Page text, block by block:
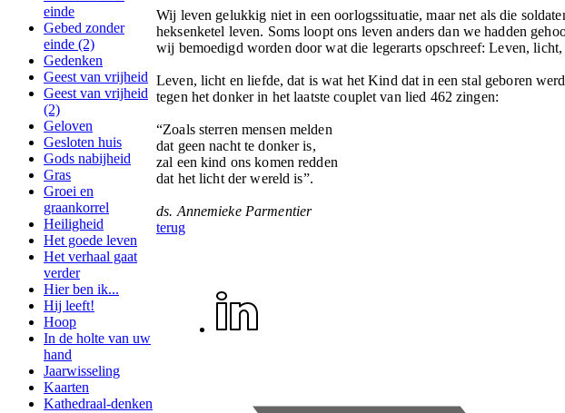
einde
Gebed zonder
einde (2)
Gedenken
Geest van vrijheid
Geest van vrijheid
(2)
Geloven
Gesloten huis
Gods nabijheid
Gras
Groei en
graankorrel
Heiligheid
Het goede leven
Het verhaal gaat
verder
Hier ben ik...
Hij leeft!
Hoop
In de holte van uw
hand
Jaarwisseling
Kaarten
Kathedraal-denken
Wij leven gelukkig niet in een oorlogssituatie, maar net als die
heksenketel leven. Soms loopt ons leven anders dan we hadden
wij bemoedigd worden door wat die legerarts opschreef: Leven,
Leven, licht en liefde, dat is wat het Kind dat in een stal geboren
tegen het donker in het laatste couplet van lied 462 zingen:
“Zoals sterren mensen melden
dat geen nacht te donker is,
zal een kind ons komen redden
dat het licht der wereld is”.
ds. Annemieke Parmentier
terug